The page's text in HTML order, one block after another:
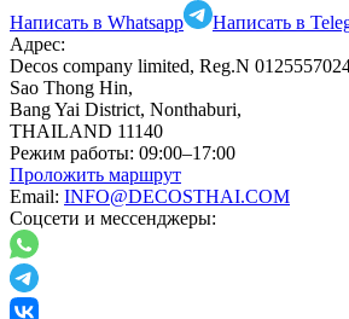
Написать в Whatsapp
Написать в
Адрес:
Decos company limited, Reg.N
Sao Thong Hin,
Bang Yai District, Nonthaburi,
THAILAND 11140
Режим работы: 09:00–17:00
Проложить маршрут
Email: INFO@DECOSTHAI.COM
Соцсети и мессенджеры: